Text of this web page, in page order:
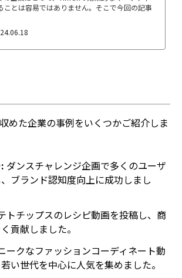
ことは容易ではありません。そこで今回の記事
めた企業の事例をいくつかご紹介しま
ダンスチャレンジ企画で多くのユーザ
ブランド認知度向上に成功しまし
トチップスのレシピ動画を投稿し、商
貢献しました。
ークなファッションコーディネート動
い世代を中心に人気を集めました。